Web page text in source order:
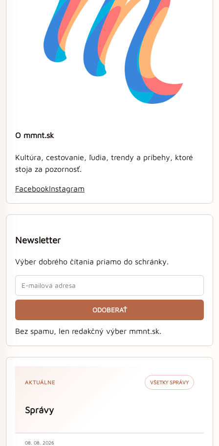
O mmnt.sk
Kultúra, cestovanie, ľudia, trendy a príbehy, ktoré
stoja za pozornosť.
FacebookInstagram
Newsletter
Výber dobrého čítania priamo do schránky.
ODOBERAŤ
Bez spamu, len redakčný výber mmnt.sk.
AKTUÁLNE VŠETKY SPRÁVY
Správy
08. 08. 2026